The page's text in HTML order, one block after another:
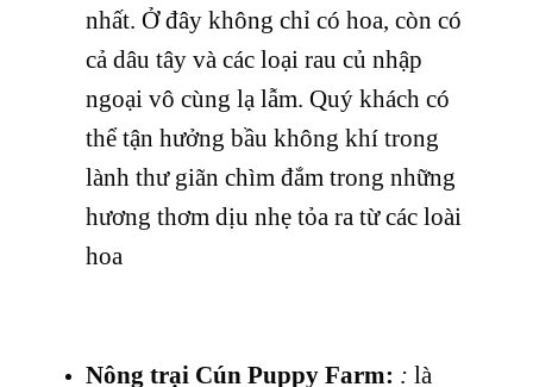
nhất. Ở đây không chỉ có hoa, còn có
cả dâu tây và các loại rau củ nhập
ngoại vô cùng lạ lẫm. Quý khách có
thể tận hưởng bầu không khí trong
lành thư giãn chìm đắm trong những
hương thơm dịu nhẹ tỏa ra từ các loài
hoa
Nông trại Cún Puppy Farm: :là